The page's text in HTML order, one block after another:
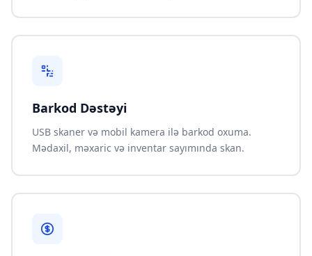
Barkod Dəstəyi
USB skaner və mobil kamera ilə barkod oxuma.
Mədaxil, məxaric və inventar sayımında skan.